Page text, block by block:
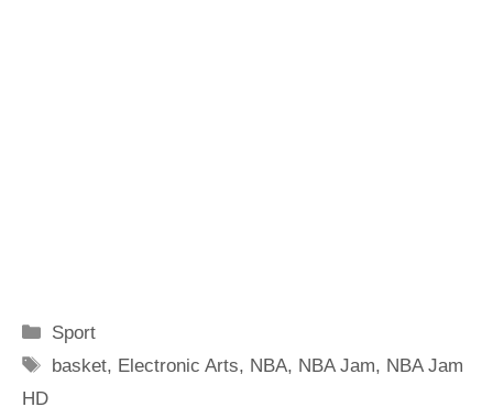
Categorie
Sport
Tag
basket, Electronic Arts, NBA, NBA Jam, NBA Jam
HD